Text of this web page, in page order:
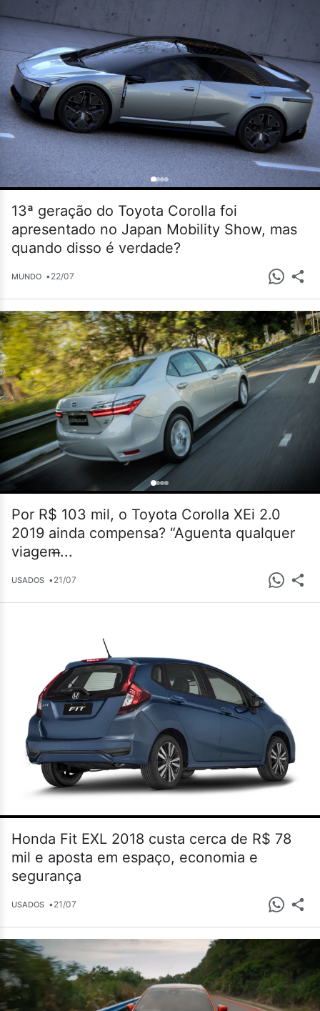
13ª geração do Toyota Corolla foi
apresentado no Japan Mobility Show, mas
quando disso é verdade?
MUNDO •22/07
Por R$ 103 mil, o Toyota Corolla XEi 2.0
2019 ainda compensa? “Aguenta qualquer
viagem̶...
USADOS •21/07
Honda Fit EXL 2018 custa cerca de R$ 78
mil e aposta em espaço, economia e
segurança
USADOS •21/07